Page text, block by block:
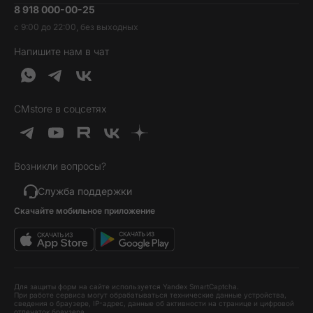
Наушники и колонки
Гаджеты
Услуги и софт
Идеи подарков
Товары дня
Выгодные комплекты
Хиты продаж
Уценка
Трейд-ин
Гарантия и возврат
Доставка и оплата
Кредит и рассрочка
Вакансии
Контакты
Обратная связь
О нас
8 918 000-00-25
с 9:00 до 22:00, без выходных
Напишите нам в чат
CMstore в соцсетях
Возникли вопросы?
Служба поддержки
Скачайте мобильное приложение
Для защиты форм на сайте используется Yandex SmartCaptcha.
При работе сервиса могут обрабатываться технические данные устройства,
сведения о браузере, IP-адрес, данные об активности на странице и цифровой